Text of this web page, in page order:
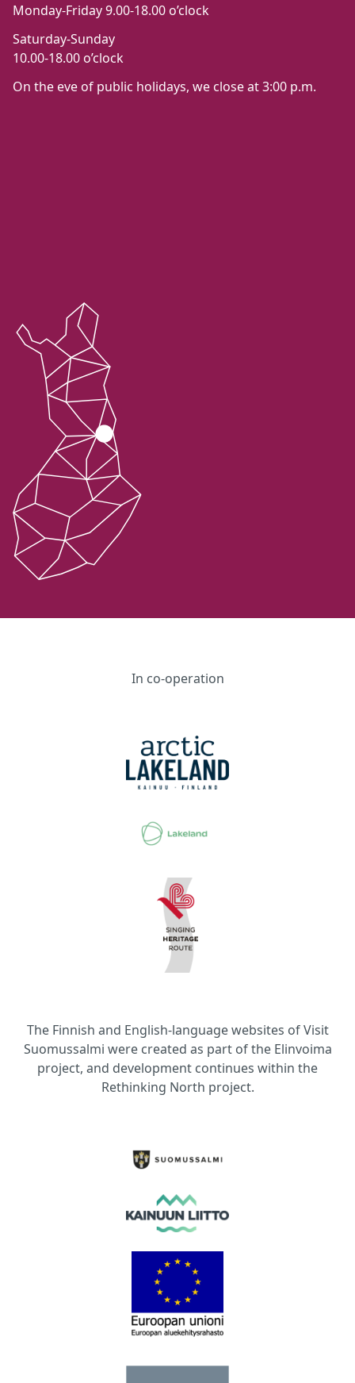
Monday-Friday 9.00-18.00 o’clock
Saturday-Sunday
10.00-18.00 o’clock
On the eve of public holidays, we close at 3:00 p.m.
In co-operation
The Finnish and English-language websites of Visit
Suomussalmi were created as part of the Elinvoima
project, and development continues within the
Rethinking North project.